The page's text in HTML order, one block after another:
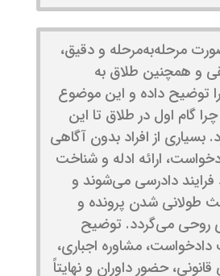
مرحله‌به‌مرحله و دقیق،
و همچنین طلاق به
توضیح داده و این موضوع
گام اول در طلاق تا این
بسیاری از افراد بدون آگاهی
ارائه ادله و شناخت
فرایند دادرسی می‌شوند و
طولانی شدن پرونده و
روحی می‌گردد. توضیح
دادخواست، مشاوره اجباری،
حضور داوران و نهایتاً